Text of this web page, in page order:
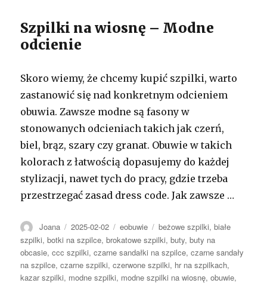
Szpilki na wiosnę – Modne
odcienie
Skoro wiemy, że chcemy kupić szpilki, warto
zastanowić się nad konkretnym odcieniem
obuwia. Zawsze modne są fasony w
stonowanych odcieniach takich jak czerń,
biel, brąz, szary czy granat. Obuwie w takich
kolorach z łatwością dopasujemy do każdej
stylizacji, nawet tych do pracy, gdzie trzeba
przestrzegać zasad dress code. Jak zawsze …
Autor
Joana Opublikowano
2025-02-02 Kategorie
eobuwie Tagi
beżowe szpilki,białe
szpilki,botki na szpilce,brokatowe szpilki,buty,buty na
obcasie,ccc szpilki,czarne sandałki na szpilce,czarne sandały
na szpilce,czarne szpilki,czerwone szpilki, hr na szpilkach,
kazar szpilki, modne szpilki, modne szpilki na wiosnę,obuwie,